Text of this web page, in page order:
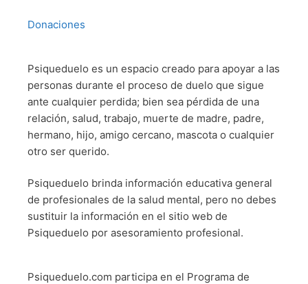
Donaciones
Psiqueduelo es un espacio creado para apoyar a las
personas durante el proceso de duelo que sigue
ante cualquier perdida; bien sea pérdida de una
relación, salud, trabajo, muerte de madre, padre,
hermano, hijo, amigo cercano, mascota o cualquier
otro ser querido.
Psiqueduelo brinda información educativa general
de profesionales de la salud mental, pero no debes
sustituir la información en el sitio web de
Psiqueduelo por asesoramiento profesional.
Psiqueduelo.com participa en el Programa de